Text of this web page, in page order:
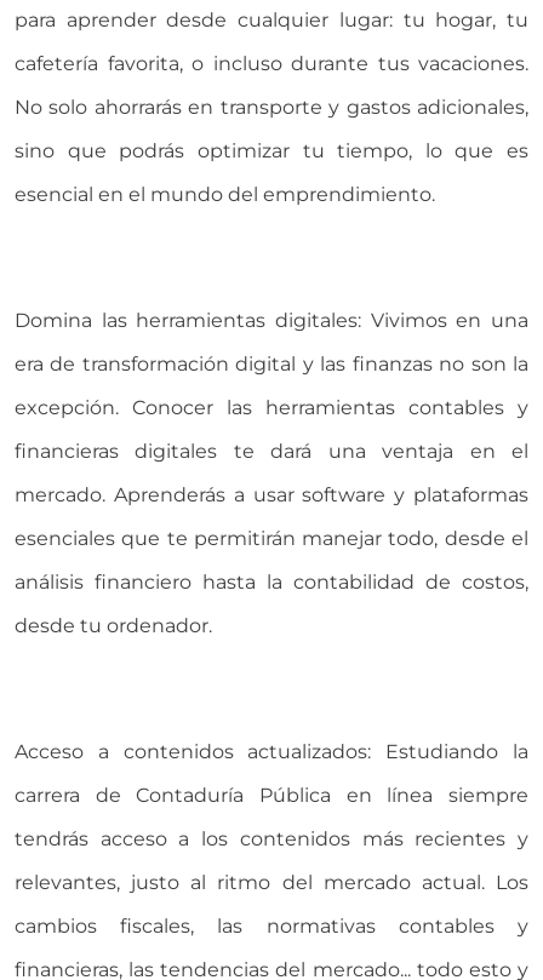
para aprender desde cualquier lugar: tu hogar, tu
cafetería favorita, o incluso durante tus vacaciones.
No solo ahorrarás en transporte y gastos adicionales,
sino que podrás optimizar tu tiempo, lo que es
esencial en el mundo del emprendimiento.
Domina las herramientas digitales: Vivimos en una
era de transformación digital y las finanzas no son la
excepción. Conocer las herramientas contables y
financieras digitales te dará una ventaja en el
mercado. Aprenderás a usar software y plataformas
esenciales que te permitirán manejar todo, desde el
análisis financiero hasta la contabilidad de costos,
desde tu ordenador.
Acceso a contenidos actualizados: Estudiando la
carrera de Contaduría Pública en línea siempre
tendrás acceso a los contenidos más recientes y
relevantes, justo al ritmo del mercado actual. Los
cambios fiscales, las normativas contables y
financieras, las tendencias del mercado... todo esto y